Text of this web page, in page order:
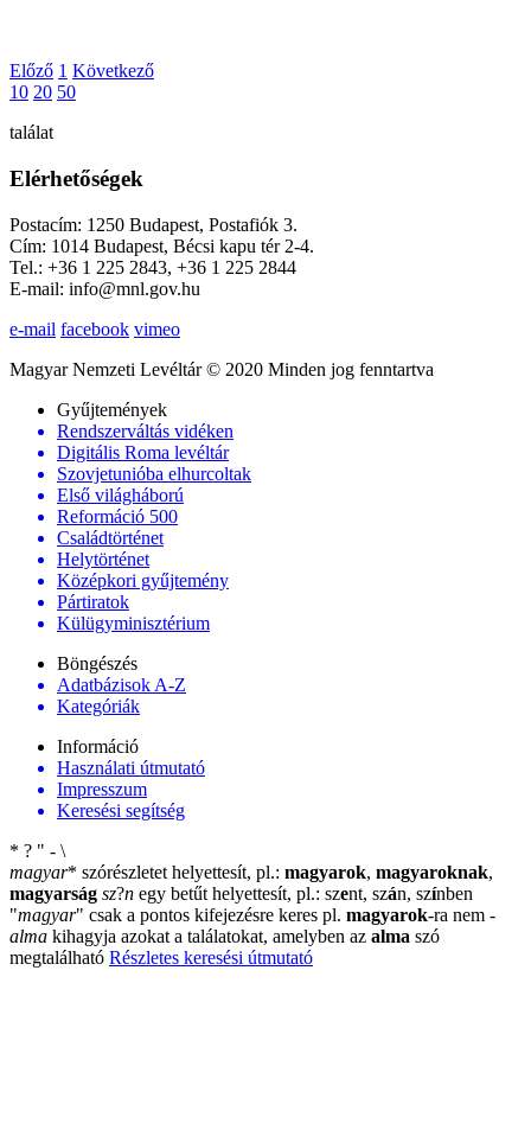
Előző 1 Következő
10 20 50
találat
Elérhetőségek
Postacím: 1250 Budapest, Postafiók 3.
Cím: 1014 Budapest, Bécsi kapu tér 2-4.
Tel.: +36 1 225 2843, +36 1 225 2844
E-mail: info@mnl.gov.hu
e-mail facebook vimeo
Magyar Nemzeti Levéltár © 2020 Minden jog fenntartva
Gyűjtemények
Rendszerváltás vidéken
Digitális Roma levéltár
Szovjetunióba elhurcoltak
Első világháború
Reformáció 500
Családtörténet
Helytörténet
Középkori gyűjtemény
Pártiratok
Külügyminisztérium
Böngészés
Adatbázisok A-Z
Kategóriák
Információ
Használati útmutató
Impresszum
Keresési segítség
* ? " - \
magyar* szórészletet helyettesít, pl.: magyarok, magyaroknak,
magyarság sz?n egy betűt helyettesít, pl.: szent, szán, színben
"magyar" csak a pontos kifejezésre keres pl. magyarok-ra nem -
alma kihagyja azokat a találatokat, amelyben az alma szó
megtalálható Részletes keresési útmutató